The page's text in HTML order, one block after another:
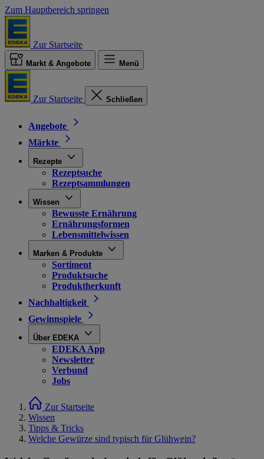
Zum Hauptbereich springen
Zur Startseite
Markt & Angebote Menü
Zur Startseite Schließen
Angebote
Märkte
Rezepte
Rezeptsuche
Rezeptsammlungen
Wissen
Bewusste Ernährung
Ernährungsformen
Lebensmittelwissen
Marken & Produkte
Sortiment
Produktsuche
Produktherkunft
Nachhaltigkeit
Gewinnspiele
Über EDEKA
EDEKA App
Newsletter
Verbund
Jobs
Zur Startseite
Wissen
Tipps & Tricks
Welche Gewürze sind typisch für Glühwein?